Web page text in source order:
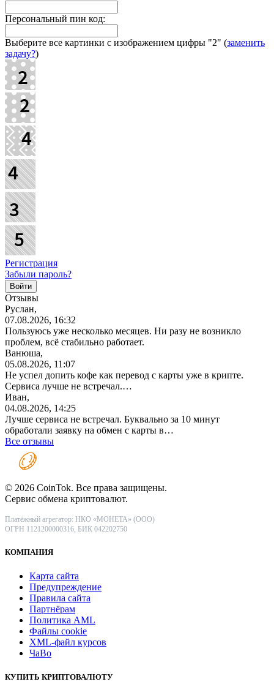
Персональный пин код:
Выберите все картинки с изображением цифры "2" (заменить
задачу?)
Регистрация
Забыли пароль?
Отзывы
Руслан,
07.08.2026, 16:32
Пользуюсь уже несколько месяцев. Ни разу не возникло
проблем, всё стабильно работает.
Ванюша,
05.08.2026, 11:07
Не успел допить кофе как перевод с карты уже в крипте.
Сервиса лучше не встречал.…
Иван,
04.08.2026, 14:25
Лучше сервиса не встречал. Буквально за 10 минут
обработали заявку на обмен с карты в…
Все отзывы
© 2026 CoinTok. Все права защищены.
Сервис обмена криптовалют.
Платёжный агрегатор: НКО «МОНЕТА» (ООО)
ОГРН 1121200000316, БИК 042202750
КОМПАНИЯ
Карта сайта
Предупреждение
Правила сайта
Партнёрам
Политика AML
Файлы coоkie
XML-файл курсов
ЧаВо
КУПИТЬ КРИПТОВАЛЮТУ